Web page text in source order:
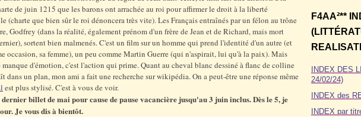
de juin 1215 que les barons ont arrachée au roi pour affirmer le droit à la liberté
(charte que bien sûr le roi dénoncera très vite). Les Français entraînés par un félon au trône
Godfrey (dans la réalité, également prénom d'un frère de Jean et de Richard, mais mort
sortent bien malmenés. C'est un film sur un homme qui prend l'identité d'un autre (et
occasion, sa femme), un peu comme Martin Guerre (qui n'aspirait, lui qu'à la paix). Mais
manque d'émotion, c'est l'action qui prime. Quant au cheval blanc dessiné à flanc de colline
dans un plan, mon ami a fait une recherche sur wikipédia. On a peut-être une réponse même
est plus stylisé. C'est à vous de voir.
dernier billet de mai pour cause de pause vacancière jusqu'au 3 juin inclus. Dès le 5, je
Je vous dis à bientôt.
F4AA²**
INDEX DES
24/02/24)
INDEX des
INDEX par